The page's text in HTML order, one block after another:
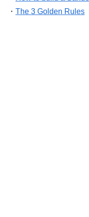
・ The 3 Golden Rules